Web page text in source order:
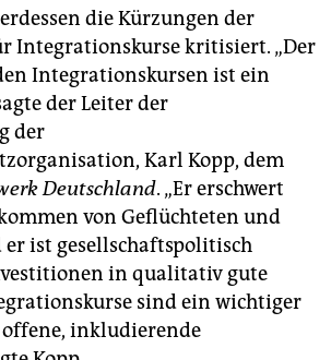
die Kürzungen der
Integrationskurse kritisiert. „Der
Integrationskursen ist ein
der Leiter der
der
Karl Kopp, dem
Deutschland. „Er erschwert
von Geflüchteten und
ist gesellschaftspolitisch
in qualitativ gute
sind ein wichtiger
inkludierende